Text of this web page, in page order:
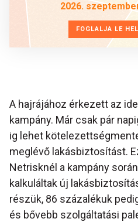
2026.
FOGLALJA LE
A hajrájához érkezett az
kampány. Már csak pár
ig lehet
meglévő lakásbiztosítást.
Netrisknél a kampány
kalkuláltak új
részük, 86 százalékuk
és bővebb szolgáltatási